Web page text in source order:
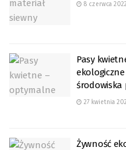
8 czerwca 2022
Pasy
środowiska
27 kwietnia
Żywność